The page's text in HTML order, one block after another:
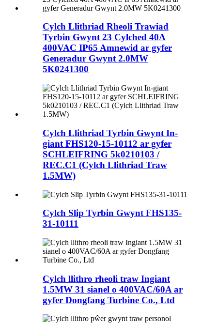
Cylch Llithriad Rheoli Trawiad
Tyrbin Gwynt 23 Cylched 40A
400VAC IP65 Amnewid ar gyfer
Generadur Gwynt 2.0MW
5K0241300
Cylch Llithriad Tyrbin Gwynt In-
giant FHS120-15-10112 ar gyfer
SCHLEIFRING 5k0210103 /
REC.C1 (Cylch Llithriad Traw
1.5MW)
Cylch Slip Tyrbin Gwynt FHS135-
31-10111
Cylch llithro rheoli traw Ingiant
1.5MW 31 sianel o 400VAC/60A ar
gyfer Dongfang Turbine Co., Ltd